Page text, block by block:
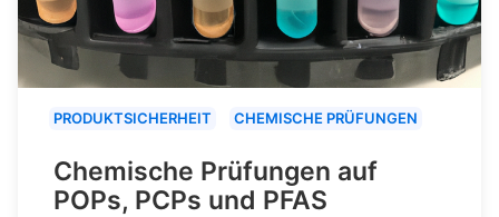
PRODUKTSICHERHEIT CHEMISCHE PRÜFUNGEN
Chemische Prüfungen auf
POPs, PCPs und PFAS